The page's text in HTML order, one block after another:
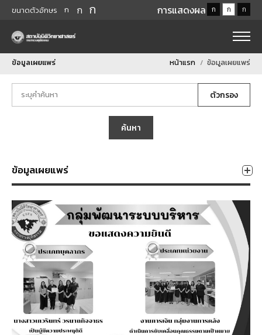
ขนาดตัวอักษร ก ก ก การแสดงผล ก ก ก
ข้อมูลเผยแพร่ หน้าแรก ข้อมูลเผยแพร่
ตัวกรอง
ค้นหา
ข้อมูลเผยแพร่